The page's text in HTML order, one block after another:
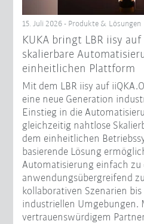
15. Juli 2026 - Produkte & Lösungen
KUKA bringt LBR iisy auf
skalierbare
einheitlichen Plattform
Mit dem LBR iisy auf
eine neue Generation
Einstieg in die
gleichzeitig nahtlose
dem einheitlichen
basierende Lösung
Automatisierung einfach
anwendungsübergreifend
kollaborativen Szenarien
industriellen Umgebungen.
vertrauenswürdigem